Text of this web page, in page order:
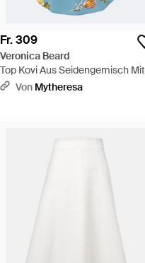
Fr. 309
Veronica Beard
Top Kovi Aus Seidengemisch Mit
Blumenmuster - Blau
Von Mytheresa